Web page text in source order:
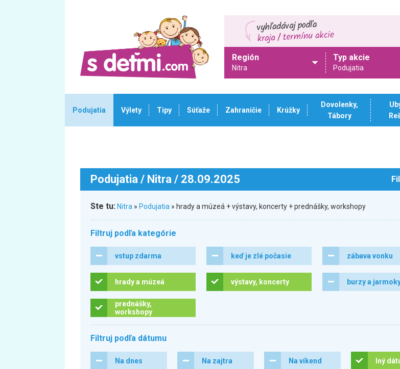
Región
Nitra
Typ akcie
Podujatia
Podujatia Výlety Tipy Súťaže Zahraničie Krúžky
Dovolenky,
Tábory
Podujatia / Nitra / 28.09.2025
Ste tu: Nitra » Podujatia » hrady a múzeá + výstavy, koncerty + prednášky, workshopy
Filtruj podľa kategórie
vstup zdarma keď je zlé počasie zábava vonku
hrady a múzeá výstavy, koncerty burzy a
prednášky,
workshopy
Filtruj podľa dátumu
Na dnes Na zajtra Na víkend Iný